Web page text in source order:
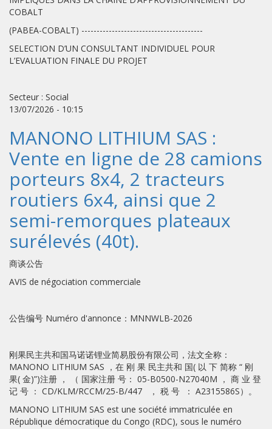
COBALT
(PABEA-COBALT) ----------------------------------------
SELECTION D’UN CONSULTANT INDIVIDUEL POUR
L’EVALUATION FINALE DU PROJET
Secteur : Social
13/07/2026 - 10:15
MANONO LITHIUM SAS :
Vente en ligne de 28 camions
porteurs 8x4, 2 tracteurs
routiers 6x4, ainsi que 2
semi-remorques plateaux
surélevés (40t).
商谈公告
AVIS de négociation commerciale
公告编号 Numéro d'annonce：MNNWLB-2026
刚果民主共和国马诺诺锂业简易股份有限公司，法文全称：
MANONO LITHIUM SAS ，在 刚 果 民主共和 国( 以 下 简称 “ 刚
果( 金)”)注册 ， （ 国家注册 号： 05-B0500-N27040M ， 商 业 登
记 号 ： CD/KLM/RCCM/25-B/447 ， 税 号 ： A2315586S）。
MANONO LITHIUM SAS est une société immatriculée en
République démocratique du Congo (RDC), sous le numéro